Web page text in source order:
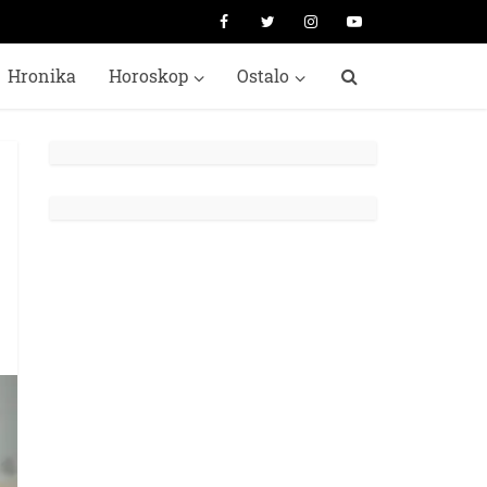
Hronika Horoskop Ostalo